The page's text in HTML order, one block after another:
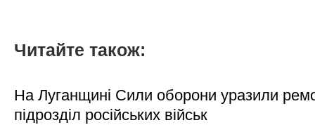
Читайте також:
На Луганщині Сили оборони уразили
підрозділ російських військ